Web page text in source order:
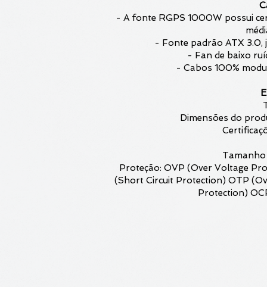
- A fonte RGPS 1000W possui
- Fonte padrão ATX 3.0,
- Fan de baixo
- Cabos 100%
Dimensões do
Proteção: OVP (Over Voltage
(Short Circuit Protection) OTP
Protection)